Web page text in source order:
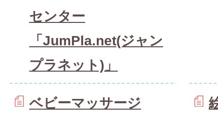
センター
「JumPla.net(ジャン
プラネット)」
ベビーマッサージ